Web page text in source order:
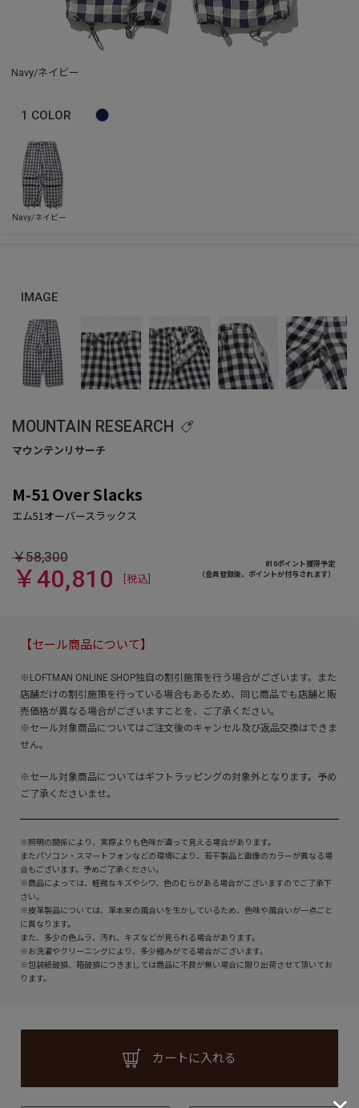
Navy/ネイビー
1 COLOR
IMAGE
MOUNTAIN RESEARCH
M-51 Over Slacks
￥58,300
￥40,810 [税込]
816ポイント獲得予定
（会員登録後、ポイントが付与されます）
【セール商品について】
※LOFTMAN ONLINE SHOP独自の割引施策を行う場合がございます。また
店舗だけの割引施策を行っている場合もあるため、同じ商品でも店舗と販
売価格が異なる場合がございますことを、ご了承ください。
※セール対象商品についてはご注文後のキャンセル及び返品交換はできま
せん。
※セール対象商品についてはギフトラッピングの対象外となります。予め
ご了承くださいませ。
※照明の関係により、実際よりも色味が違って見える場合があります。
またパソコン・スマートフォンなどの環境により、若干製品と画像のカラーが異なる場
合もございます。予めご了承ください。
※商品によっては、軽微なキズやシワ、色のむらがある場合がございますのでご了承下
さい。
※皮革製品については、革本来の風合いを生かしているため、色味や風合いが一点ごと
に異なります。
また、多少の色ムラ、汚れ、キズなどが見られる場合があります。
※お洗濯やクリーニングにより、多少縮みがでる場合がございます。
※包装紙破損、箱破損につきましては商品に不良が無い場合に限り出荷させて頂いてお
ります。
カートに入れる